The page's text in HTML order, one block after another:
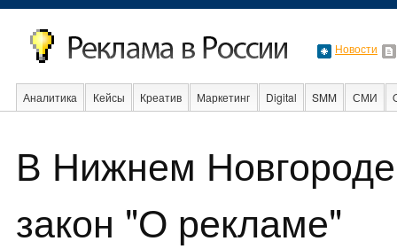
Новости
Аналитика Кейсы Креатив Маркетинг Digital SMM СМИ
В Нижнем
закон "О рекламе"